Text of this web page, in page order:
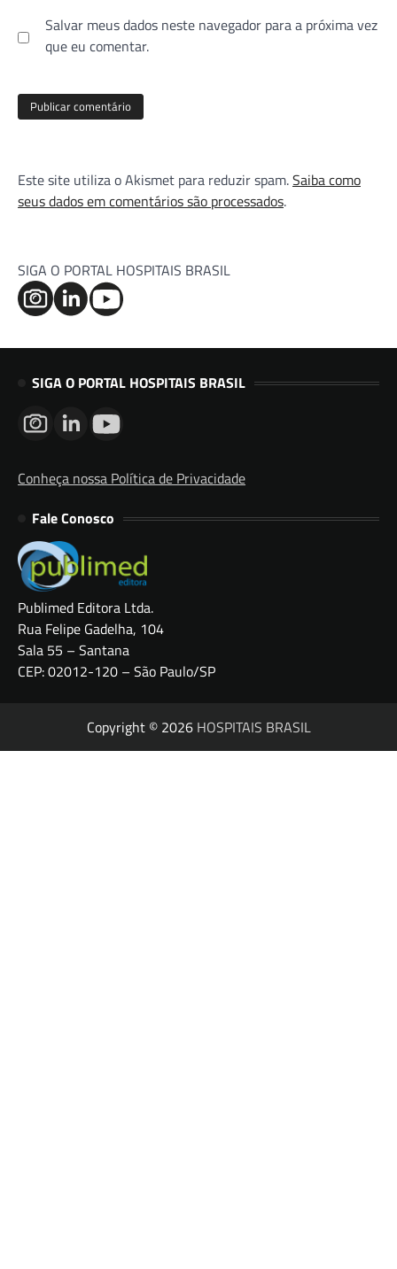
Salvar meus dados neste navegador para a próxima vez
que eu comentar.
Este site utiliza o Akismet para reduzir spam.Saiba como
seus dados em comentários são processados.
SIGA O PORTAL HOSPITAIS BRASIL
SIGA O PORTAL HOSPITAIS BRASIL
Conheça nossa Política de Privacidade
Fale Conosco
Publimed Editora Ltda.
Rua Felipe Gadelha, 104
Sala 55 – Santana
CEP: 02012-120 – São Paulo/SP
Copyright © 2026 HOSPITAIS BRASIL